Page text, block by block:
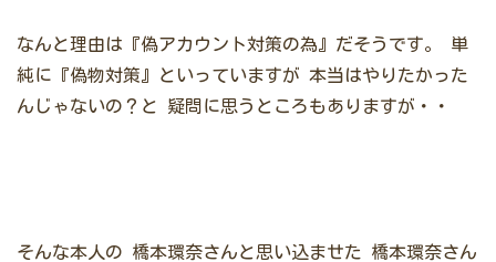
なんと理由は『偽アカウント対策の為』だそうです。
単
純に『偽物対策』といっていますが 本当はやりたかった
んじゃないの？と
疑問に思うところもありますが・・
そんな本人の 橋本環奈さんと思い込ませた
橋本環奈さん